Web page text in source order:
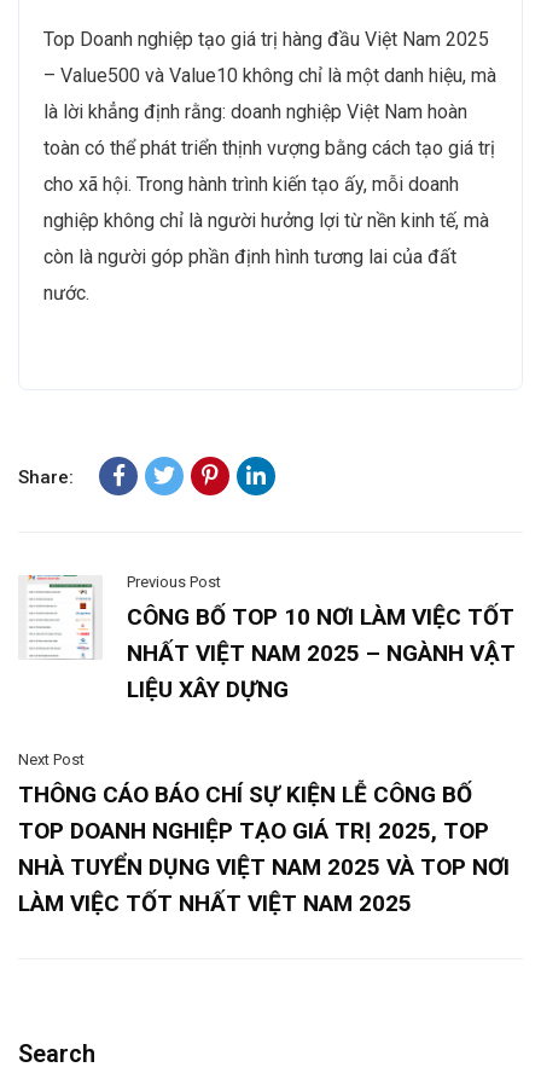
Top Doanh nghiệp tạo giá trị hàng đầu Việt Nam 2025
– Value500 và Value10 không chỉ là một danh hiệu, mà
là lời khẳng định rằng: doanh nghiệp Việt Nam hoàn
toàn có thể phát triển thịnh vượng bằng cách tạo giá trị
cho xã hội. Trong hành trình kiến tạo ấy, mỗi doanh
nghiệp không chỉ là người hưởng lợi từ nền kinh tế, mà
còn là người góp phần định hình tương lai của đất
nước.
Share:
Previous Post
CÔNG BỐ TOP 10 NƠI LÀM VIỆC TỐT
NHẤT VIỆT NAM 2025 – NGÀNH VẬT
LIỆU XÂY DỰNG
Next Post
THÔNG CÁO BÁO CHÍ SỰ KIỆN LỄ CÔNG BỐ
TOP DOANH NGHIỆP TẠO GIÁ TRỊ 2025, TOP
NHÀ TUYỂN DỤNG VIỆT NAM 2025 VÀ TOP NƠI
LÀM VIỆC TỐT NHẤT VIỆT NAM 2025
Search